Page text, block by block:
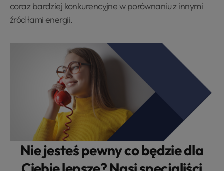
coraz bardziej konkurencyjne w porównaniu z innymi
źródłami energii.
Nie jesteś pewny co będzie dla